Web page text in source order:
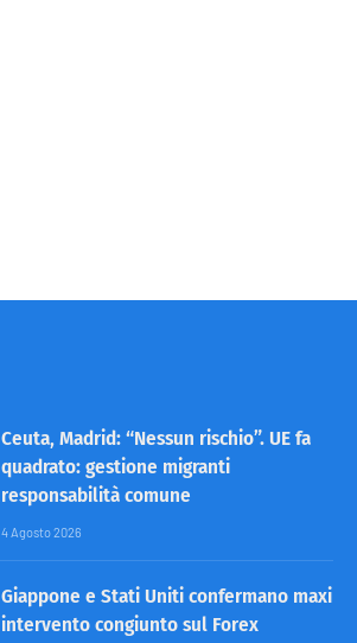
Ceuta, Madrid: “Nessun rischio”. UE fa
quadrato: gestione migranti
responsabilità comune
4 Agosto 2026
Giappone e Stati Uniti confermano maxi
intervento congiunto sul Forex